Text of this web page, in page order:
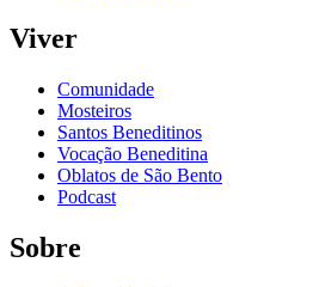
Viver
Comunidade
Mosteiros
Santos Beneditinos
Vocação Beneditina
Oblatos de São Bento
Podcast
Sobre